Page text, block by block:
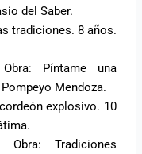
del Saber.
tradiciones. 8 años.
Píntame una
Mendoza.
explosivo. 10
Tradiciones